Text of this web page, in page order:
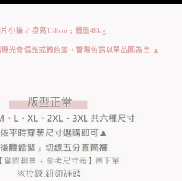
片小編 // 身高158cm ; 體重48kg
光會偏亮或微色差，實際色請以單品圖為主 ▲